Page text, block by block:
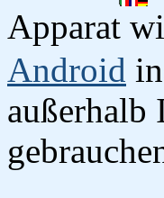
Apparat
Android
außerhalb